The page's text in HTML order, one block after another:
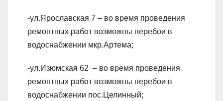
-ул.Ярославская 7 – во время проведения
ремонтных работ возможны перебои в
водоснабжении мкр.Артема;
-ул.Изюмская 62 – во время проведения
ремонтных работ возможны перебои в
водоснабжении пос.Целинный;